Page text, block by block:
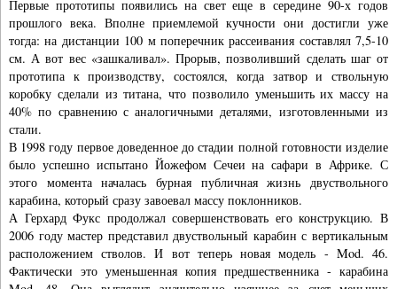
Первые прототипы появились на свет еще в середине 90-х годов
прошлого века. Вполне приемлемой кучности они достигли уже
тогда: на дистанции 100 м поперечник рассеивания составлял 7,5-10
см. А вот вес «зашкаливал». Прорыв, позволивший сделать шаг от
прототипа к производству, состоялся, когда затвор и ствольную
коробку сделали из титана, что позволило уменьшить их массу на
40% по сравнению с аналогичными деталями, изготовленными из
стали.
В 1998 году первое доведенное до стадии полной готовности изделие
было успешно испытано Йожефом Сечеи на сафари в Африке. С
этого момента началась бурная публичная жизнь двуствольного
карабина, который сразу завоевал массу поклонников.
А Герхард Фукс продолжал совершенствовать его конструкцию. В
2006 году мастер представил двуствольный карабин с вертикальным
расположением стволов. И вот теперь новая модель - Mod. 46.
Фактически это уменьшенная копия предшественника - карабина